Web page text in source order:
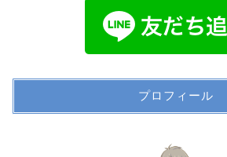
プロフィール